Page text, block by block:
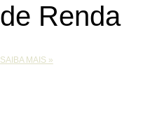
de Renda
SAIBA MAIS »